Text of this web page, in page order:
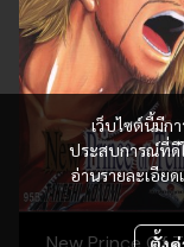
เว็บไซต์นี้มีก
ประสบการณ์ที่ดี
อ่านรายละเอียด